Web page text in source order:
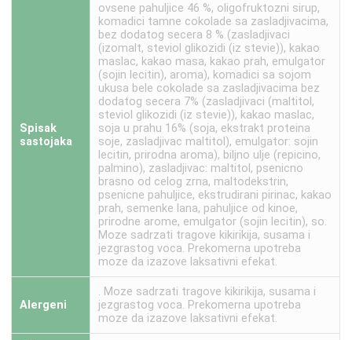
Spisak
sastojaka
ovsene pahuljice 46 %, oligofruktozni sirup,
komadici tamne cokolade sa zasladjivacima,
bez dodatog secera 8 % (zasladjivaci
(izomalt, steviol glikozidi (iz stevie)), kakao
maslac, kakao masa, kakao prah, emulgator
(sojin lecitin), aroma), komadici sa sojom
ukusa bele cokolade sa zasladjivacima bez
dodatog secera 7% (zasladjivaci (maltitol,
steviol glikozidi (iz stevie)), kakao maslac,
soja u prahu 16% (soja, ekstrakt proteina
soje, zasladjivac maltitol), emulgator: sojin
lecitin, prirodna aroma), biljno ulje (repicino,
palmino), zasladjivac: maltitol, psenicno
brasno od celog zrna, maltodekstrin,
psenicne pahuljice, ekstrudirani pirinac, kakao
prah, semenke lana, pahuljice od kinoe,
prirodne arome, emulgator (sojin lecitin), so.
Moze sadrzati tragove kikirikija, susama i
jezgrastog voca. Prekomerna upotreba
moze da izazove laksativni efekat.
Alergeni
. Moze sadrzati tragove kikirikija, susama i
jezgrastog voca. Prekomerna upotreba
moze da izazove laksativni efekat.